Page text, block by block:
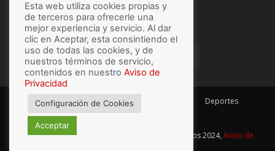
SÍGUENOS
México Mundo Economía
Deportes
Espectaculos
© Hecho con por N24.mx, Derechos Reservados 2024, Aviso de
Esta web utiliza cookies propias y
de terceros para ofrecerle una
mejor experiencia y servicio. Al dar
clic en Aceptar, esta consintiendo el
uso de todas las cookies, y de
nuestros términos de servicio,
contenidos en nuestro Aviso de
Privacidad
Configuración de Cookies
Acceptar